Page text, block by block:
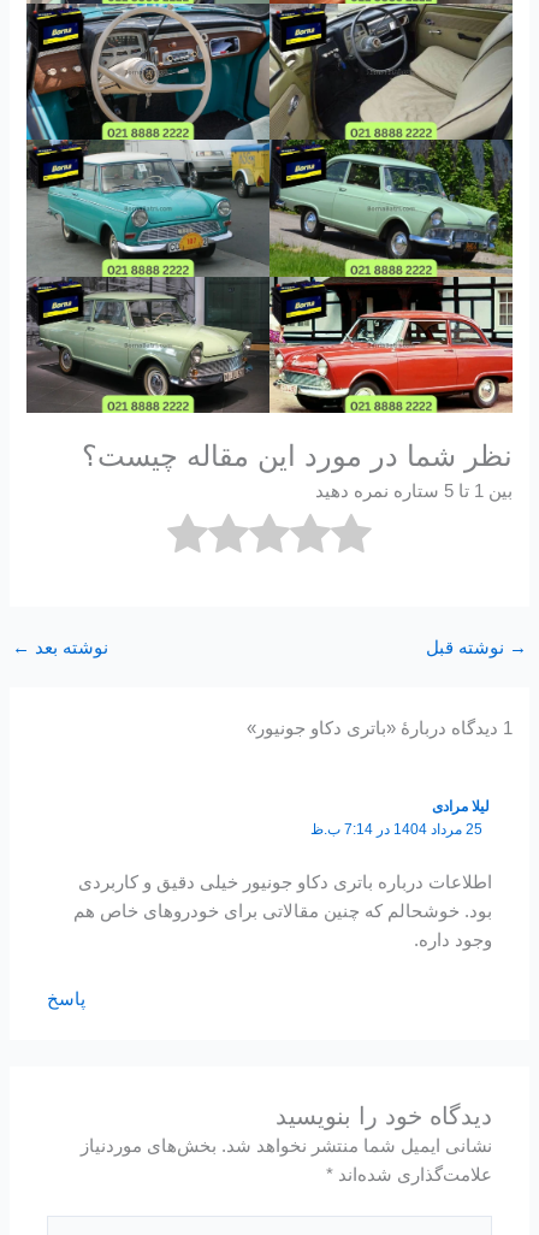
نظر شما در مورد این مقاله چیست؟
بین 1 تا 5 ستاره نمره دهید
→ نوشته قبل نوشته بعد ←
1 دیدگاه دربارهٔ «باتری دکاو جونیور»
لیلا مرادی
25 مرداد 1404 در 7:14 ب.ظ
اطلاعات درباره باتری دکاو جونیور خیلی دقیق و کاربردی
بود. خوشحالم که چنین مقالاتی برای خودروهای خاص هم
وجود داره.
پاسخ
دیدگاه‌ خود را بنویسید
نشانی ایمیل شما منتشر نخواهد شد. بخش‌های موردنیاز
علامت‌گذاری شده‌اند*